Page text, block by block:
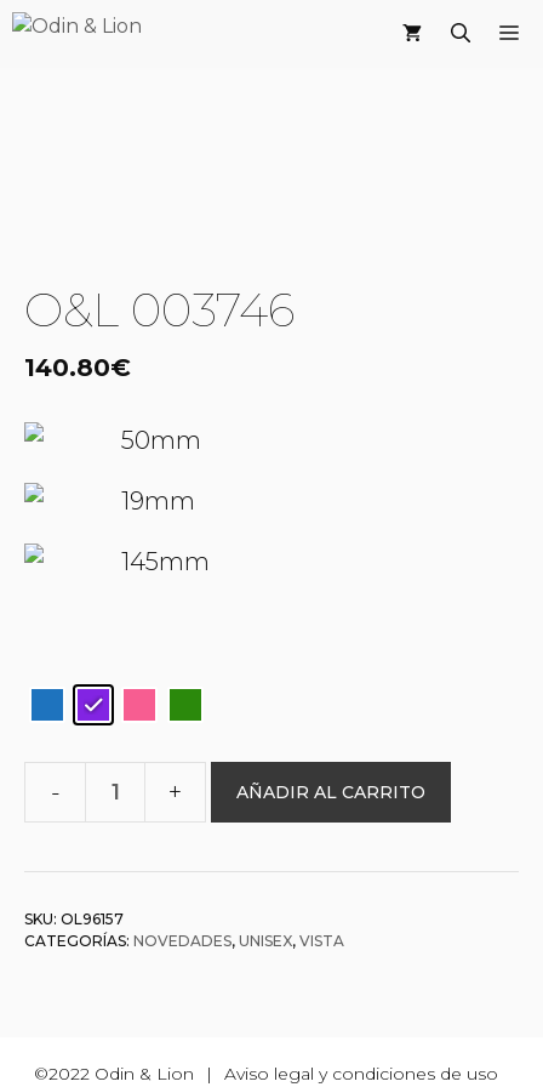
Saltar
O&L 003746
140.80€
50mm
19mm
145mm
cantidad
AÑADIR AL CARRITO
SKU: OL96157
CATEGORÍAS: NOVEDADES, UNISEX, VISTA
©2022 Odin & Lion | Aviso legal y condiciones de uso